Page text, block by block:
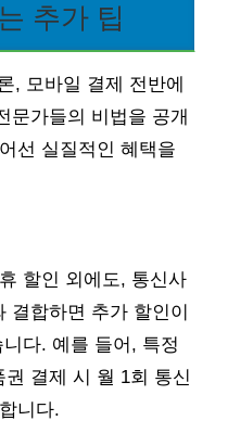
추가 팁
, 모바일 결제 전반에
문가들의 비법을 공개
선 실질적인 혜택을
할인 외에도, 통신사
결합하면 추가 할인이
다. 예를 들어, 특정
결제 시 월 1회 통신
니다.